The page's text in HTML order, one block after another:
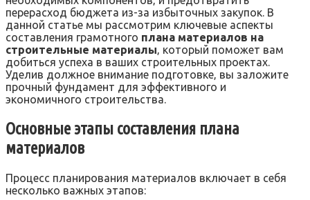
перерасход бюджета из-за избыточных закупок. В
данной статье мы рассмотрим ключевые аспекты
составления грамотного плана материалов на
строительные материалы‚ который поможет вам
добиться успеха в ваших строительных проектах.
Уделив должное внимание подготовке‚ вы заложите
прочный фундамент для эффективного и
экономичного строительства.
Основные этапы составления плана
материалов
Процесс планирования материалов включает в себя
несколько важных этапов: